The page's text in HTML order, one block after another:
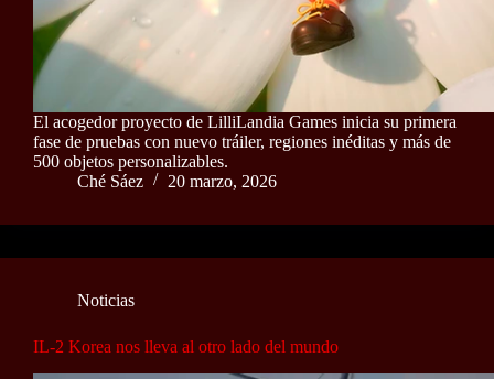
El acogedor proyecto de LilliLandia Games inicia su primera
fase de pruebas con nuevo tráiler, regiones inéditas y más de
500 objetos personalizables.
Ché Sáez
20 marzo, 2026
Noticias
IL-2 Korea nos lleva al otro lado del mundo